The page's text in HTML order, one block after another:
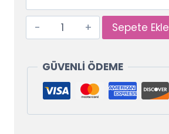
Sepete Ekle
GÜVENLİ ÖDEME